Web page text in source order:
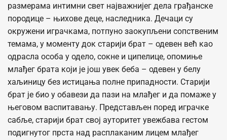
размерама интимни свет најважнијег дела грађанске
породице – њихове деце, наследника. Дечаци су
окружени играчкама, потпуно заокупљени сопственим
темама, у моменту док старији брат – одевен већ као
одрасла особа у одело, сокне и ципелице, опомиње
млађег брата који је још увек беба – одевен у белу
хаљиницу без истицања полне припадности. Старији
брат је био у обавези да пази на млађег и да помаже у
његовом васпитавању. Представљен поред играчке
сабље, старији брат свој ауторитет увежбава гестом
подигнутог прста над расплаканим лицем млађег